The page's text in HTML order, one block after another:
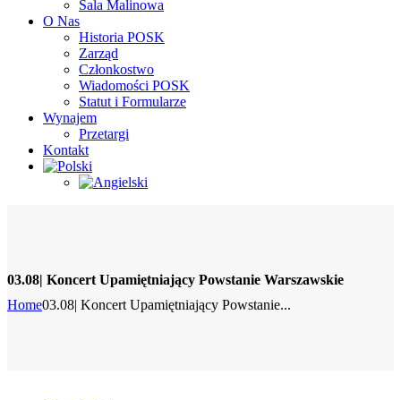
Sala Malinowa
O Nas
Historia POSK
Zarząd
Członkostwo
Wiadomości POSK
Statut i Formularze
Wynajem
Przetargi
Kontakt
03.08| Koncert Upamiętniający Powstanie Warszawskie
Home03.08| Koncert Upamiętniający Powstanie...